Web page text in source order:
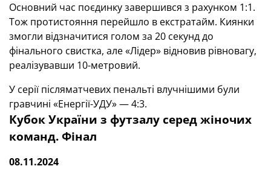
Основний час поєдинку завершився з рахунком 1:1.
Тож протистояння перейшло в екстратайм. Киянки
змогли відзначитися голом за 20 секунд до
фінального свистка, але «Лідер» відновив рівновагу,
реалізувавши 10-метровий.
У серії післяматчевих пенальті влучнішими були
гравчині «Енергії-УДУ» — 4:3.
Кубок України з футзалу серед жіночих
команд. Фінал
08.11.2024